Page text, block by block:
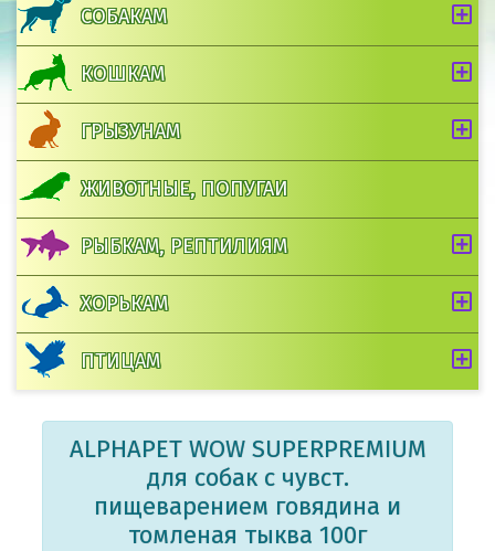
СОБАКАМ
КОШКАМ
ГРЫЗУНАМ
ЖИВОТНЫЕ, ПОПУГАИ
РЫБКАМ, РЕПТИЛИЯМ
ХОРЬКАМ
ПТИЦАМ
ALPHAPET WOW SUPERPREMIUM
для собак с чувст.
пищеварением говядина и
томленая тыква 100г